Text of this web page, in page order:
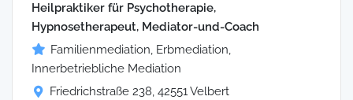
Heilpraktiker für Psychotherapie,
Hypnosetherapeut, Mediator-und-Coach
Familienmediation, Erbmediation,
Innerbetriebliche Mediation
Friedrichstraße 238, 42551 Velbert